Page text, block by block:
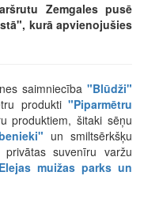
Zemgales pusē
kurā apvienojušies
saimniecība "Blūdži"
produkti "Piparmētru
produktiem, šitaki sēņu
un smiltsērkšķu
suvenīru varžu
Elejas muižas parks un